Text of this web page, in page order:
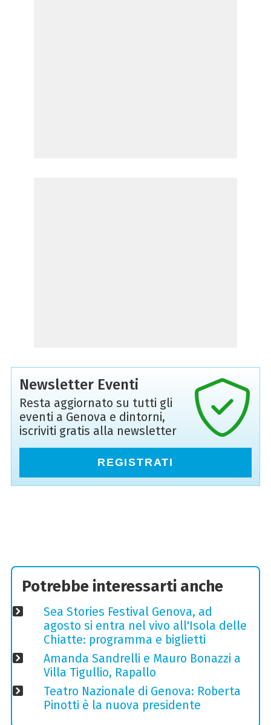
Newsletter Eventi
Resta aggiornato su tutti gli
eventi a Genova e dintorni,
iscriviti gratis alla newsletter
REGISTRATI
Potrebbe interessarti anche
Sea Stories Festival Genova, ad
agosto si entra nel vivo all'Isola delle
Chiatte: programma e biglietti
Amanda Sandrelli e Mauro Bonazzi a
Villa Tigullio, Rapallo
Teatro Nazionale di Genova: Roberta
Pinotti è la nuova presidente